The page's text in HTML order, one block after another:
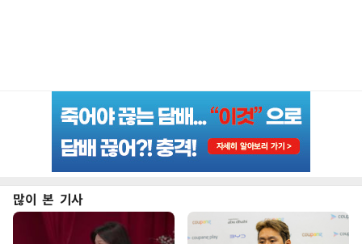
많이 본 기사